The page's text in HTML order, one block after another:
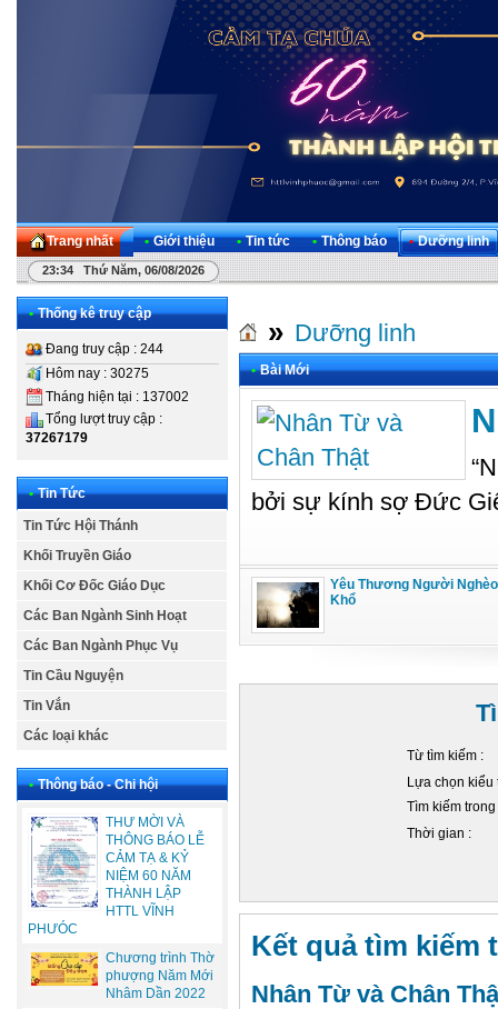
Trang nhất • Giới thiệu • Tin tức • Thông báo • Dưỡng linh
23:34 Thứ Năm, 06/08/2026
• Thống kê truy cập
Đang truy cập : 244
Hôm nay : 30275
Tháng hiện tại : 137002
Tổng lượt truy cập :
37267179
• Tin Tức
Tin Tức Hội Thánh
Khối Truyền Giáo
Khối Cơ Đốc Giáo Dục
Các Ban Ngành Sinh Hoạt
Các Ban Ngành Phục Vụ
Tin Cầu Nguyện
Tin Vắn
Các loại khác
• Thông báo - Chi hội
THƯ MỜI VÀ
THÔNG BÁO LỄ
CẢM TẠ & KỶ
NIỆM 60 NĂM
THÀNH LẬP
HTTL VĨNH
PHƯÓC
Chương trình Thờ
phượng Năm Mới
Nhâm Dần 2022
» Dưỡng linh
• Bài Mới
bởi sự kính sợ Đức
Yêu Thương Người Nghèo
Khổ
Từ tìm kiếm :
Lựa chọn kiểu
Tìm kiếm
Thời gian :
Kết quả tìm kiếm
Nhân Từ và Chân